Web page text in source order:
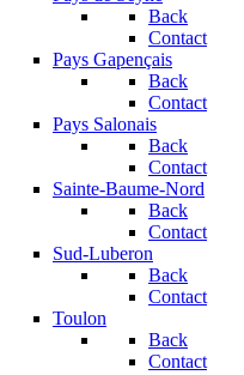
Back
Contact
Pays Gapençais
Back
Contact
Pays Salonais
Back
Contact
Sainte-Baume-Nord
Back
Contact
Sud-Luberon
Back
Contact
Toulon
Back
Contact